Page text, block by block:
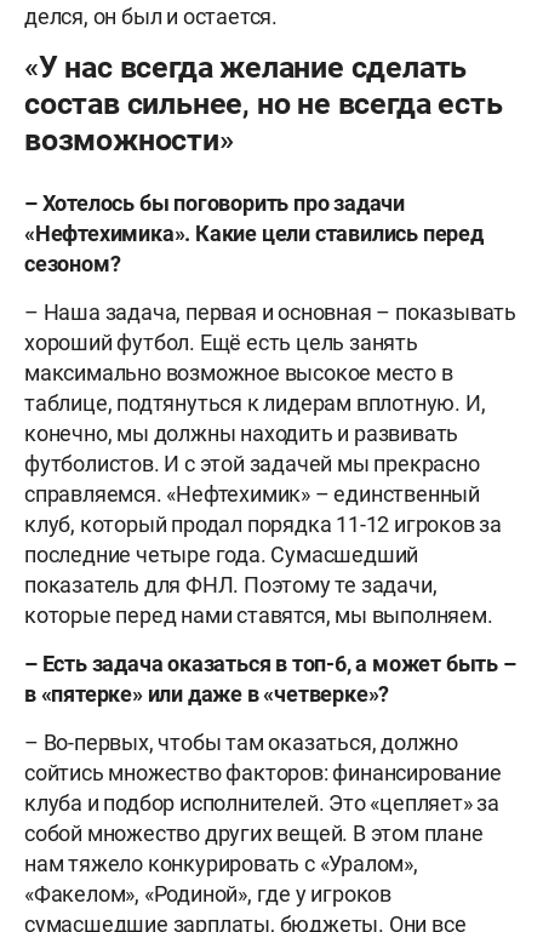
делся, он был и остается.
«У нас всегда желание сделать
состав сильнее, но не всегда есть
возможности»
– Хотелось бы поговорить про задачи
«Нефтехимика». Какие цели ставились перед
сезоном?
– Наша задача, первая и основная – показывать
хороший футбол. Ещё есть цель занять
максимально возможное высокое место в
таблице, подтянуться к лидерам вплотную. И,
конечно, мы должны находить и развивать
футболистов. И с этой задачей мы прекрасно
справляемся. «Нефтехимик» – единственный
клуб, который продал порядка 11-12 игроков за
последние четыре года. Сумасшедший
показатель для ФНЛ. Поэтому те задачи,
которые перед нами ставятся, мы выполняем.
– Есть задача оказаться в топ-6, а может быть –
в «пятерке» или даже в «четверке»?
– Во-первых, чтобы там оказаться, должно
сойтись множество факторов: финансирование
клуба и подбор исполнителей. Это «цепляет» за
собой множество других вещей. В этом плане
нам тяжело конкурировать с «Уралом»,
«Факелом», «Родиной», где у игроков
сумасшедшие зарплаты, бюджеты. Они все